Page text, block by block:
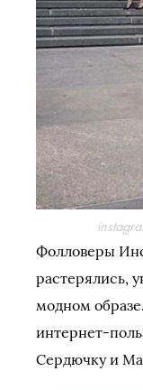
Фолловеры
растерялись,
модном
интернет-
Сердючку и